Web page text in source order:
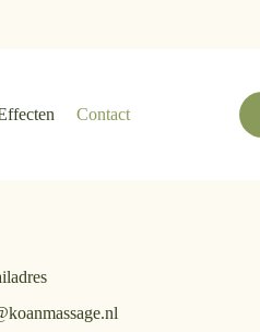
Contact